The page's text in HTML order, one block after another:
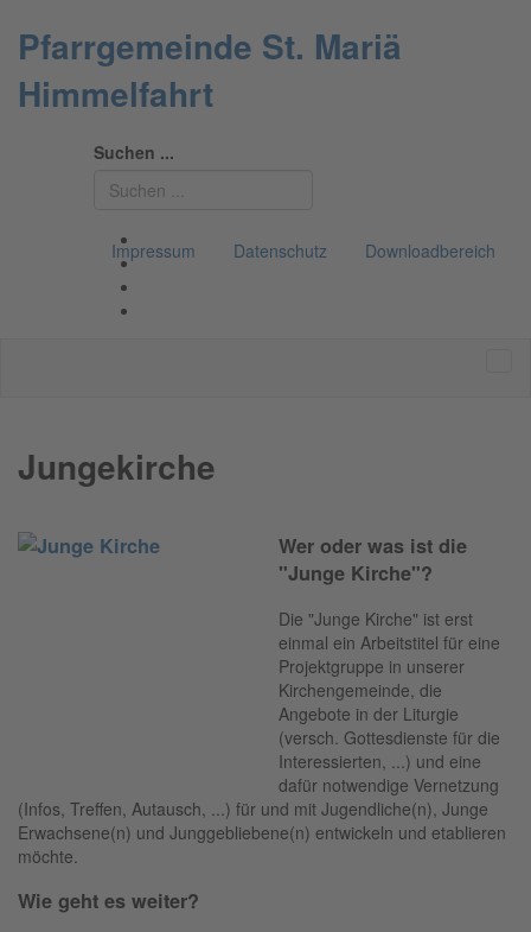
Pfarrgemeinde St. Mariä
Himmelfahrt
Suchen ...
Impressum Datenschutz Downloadbereich
Jungekirche
Wer oder was ist die
"Junge Kirche"?
Die "Junge Kirche" ist erst
einmal ein Arbeitstitel für eine
Projektgruppe in unserer
Kirchengemeinde, die
Angebote in der Liturgie
(versch. Gottesdienste für die
Interessierten, ...) und eine
dafür notwendige Vernetzung
(Infos, Treffen, Autausch, ...) für und mit Jugendliche(n), Junge
Erwachsene(n) und Junggebliebene(n) entwickeln und etablieren
möchte.
Wie geht es weiter?